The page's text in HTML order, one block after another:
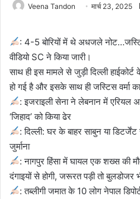
Veena Tandon मार्च 23, 2025
: 4-5 बोरियों में थे अधजले
वीडियो SC ने किया जारी।
साथ ही इस मामले से जुड़ी दिल्ली हाईकोर्ट
हो गई है और इसके साथ ही ⁠जस्टिस वर्मा
: इजराइली सेना ने लेबनान में एरियल
‘जिहाद’ को किया ढेर
: दिल्ली: घर के बाहर साबुन या
जुर्माना
: नागपुर हिंसा में घायल एक शख्स की
दंगाइयों से होगी, जरूरत पड़ी तो बुलडोजर
: तब्लीगी जमात के 10 लोग नेपाल